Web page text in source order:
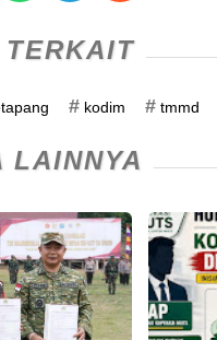
#kodim #tmmd
LAINNYA